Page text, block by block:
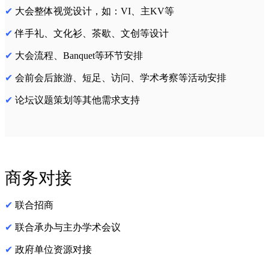
✔ 大会整体视觉设计，如：VI、主KV等
✔伴手礼、文化衫、茶歇、文创等设计
✔ 大会流程、Banquet等环节安排
✔ 会前会后旅游、短足、访问、学术考察等活动安排
✔ 论坛议题策划等其他需求支持
商务对接
✔ 联合招商
✔ 联合承办与主办学术会议
✔ 政府单位资源对接